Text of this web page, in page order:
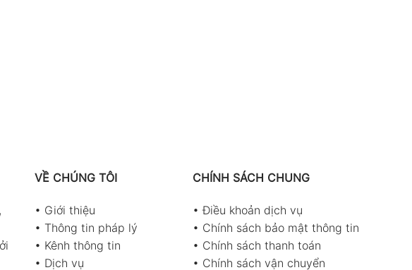
VỀ CHÚNG TÔI
• Giới thiệu
• Thông tin pháp lý
• Kênh thông tin
• Dịch vụ
CHÍNH SÁCH CHUNG
•Điều khoản dịch vụ
• Chính sách bảo mật thông tin
• Chính sách thanh toán
• Chính sách vận chuyển